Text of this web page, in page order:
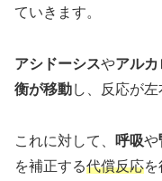
ていきます。
アシドーシスやアルカ
衡が移動し、反応が左
これに対して、 呼吸や
を補正する代償反応